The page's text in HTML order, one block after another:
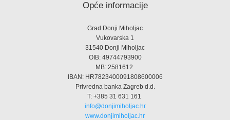
Opće informacije
Grad Donji Miholjac
Vukovarska 1
31540 Donji Miholjac
OIB: 49744793900
MB: 2581612
IBAN: HR7823400091808600006
Privredna banka Zagreb d.d.
T: +385 31 631 161
info@donjimiholjac.hr
www.donjimiholjac.hr